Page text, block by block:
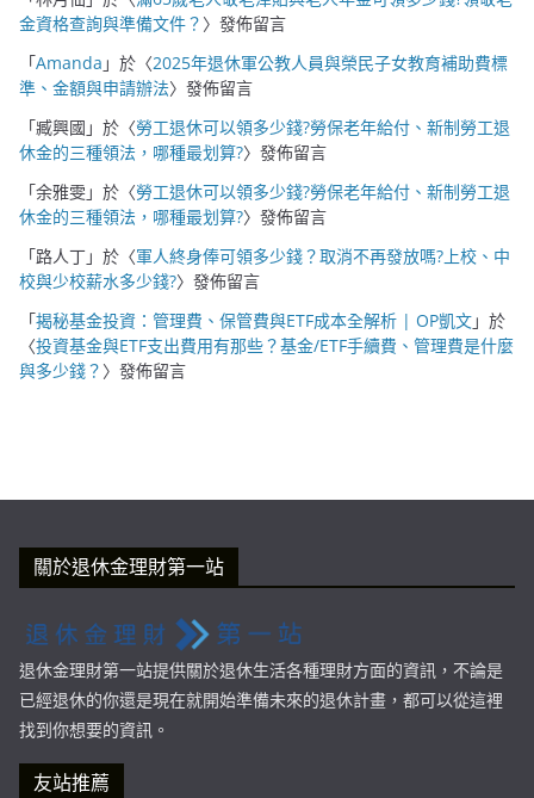
金資格查詢與準備文件？ 〉發佈留言
「Amanda 」於〈2025年退休軍公教人員與榮民子女教育補助費標
準、金額與申請辦法〉發佈留言
「臧興國 」於〈勞工退休可以領多少錢?勞保老年給付、新制勞工退
休金的三種領法，哪種最划算?〉發佈留言
「余雅雯」於〈勞工退休可以領多少錢?勞保老年給付、新制勞工退
休金的三種領法，哪種最划算?〉發佈留言
「路人丁」於〈軍人終身俸可領多少錢？取消不再發放嗎?上校、中
校與少校薪水多少錢?〉發佈留言
「揭秘基金投資：管理費、保管費與ETF成本全解析 | OP凱文」於
〈投資基金與ETF支出費用有那些？基金/ETF手續費、管理費是什麼
與多少錢？ 〉發佈留言
關於退休金理財第一站
退休金理財第一站提供關於退休生活各種理財方面的資訊，不論是
已經退休的你還是現在就開始準備未來的退休計畫，都可以從這裡
找到你想要的資訊。
友站推薦